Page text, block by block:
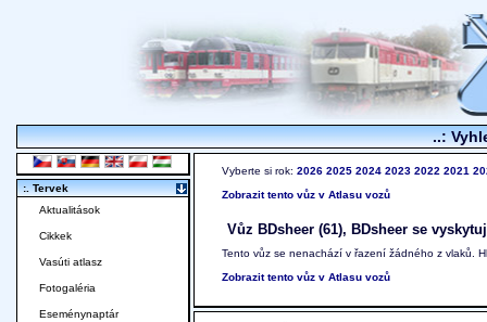
..:
Vyberte si rok: 2026 2025 2024 2023 2022 2021
Zobrazit tento vůz v Atlasu vozů
Vůz BDsheer (61), BDsheer se
Tento vůz se nenachází v řazení žádného z vlaků.
Zobrazit tento vůz v Atlasu vozů
:. Tervek
Aktualitások
Cikkek
Vasúti atlasz
Fotogaléria
Eseménynaptár